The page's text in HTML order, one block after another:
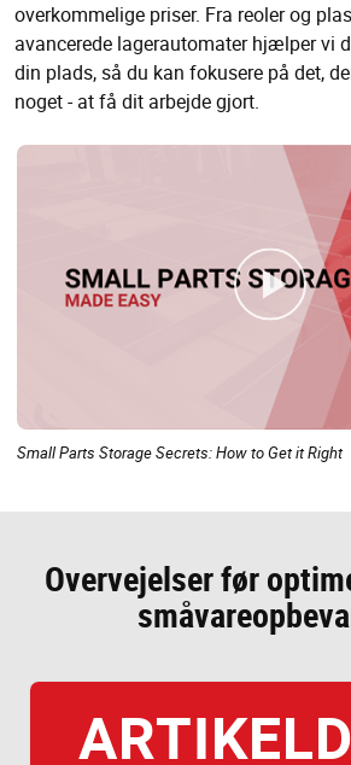
overkommelige priser. Fra reoler og
avancerede lagerautomater hjælper vi
din plads, så du kan fokusere på det,
noget - at få dit arbejde gjort.
Small Parts Storage Secrets: How to Get it Right
Overvejelser før